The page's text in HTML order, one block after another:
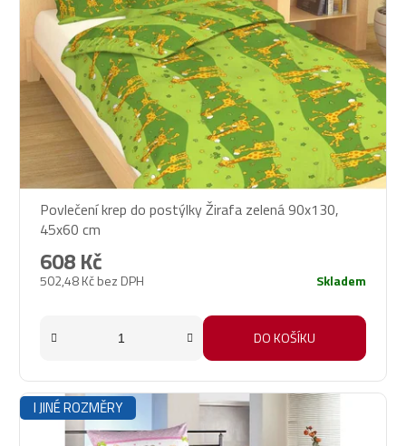
Povlečení krep do postýlky Žirafa zelená 90x130,
45x60 cm
502,48 Kč bez DPH
608 Kč
Skladem
DO KOŠÍKU
I JINÉ ROZMĚRY